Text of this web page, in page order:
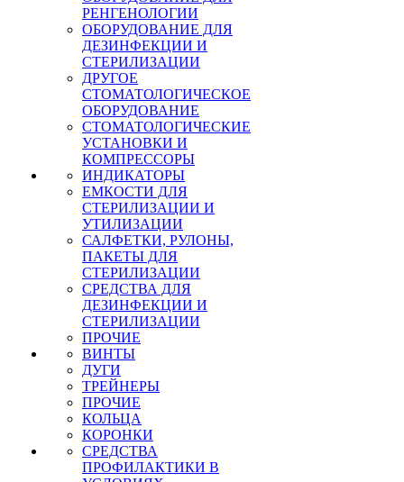
РЕНГЕНОЛОГИИ
ОБОРУДОВАНИЕ ДЛЯ
ДЕЗИНФЕКЦИИ И
СТЕРИЛИЗАЦИИ
ДРУГОЕ
СТОМАТОЛОГИЧЕСКОЕ
ОБОРУДОВАНИЕ
СТОМАТОЛОГИЧЕСКИЕ
УСТАНОВКИ И
КОМПРЕССОРЫ
ИНДИКАТОРЫ
ЕМКОСТИ ДЛЯ
СТЕРИЛИЗАЦИИ И
УТИЛИЗАЦИИ
САЛФЕТКИ, РУЛОНЫ,
ПАКЕТЫ ДЛЯ
СТЕРИЛИЗАЦИИ
СРЕДСТВА ДЛЯ
ДЕЗИНФЕКЦИИ И
СТЕРИЛИЗАЦИИ
ПРОЧИЕ
ВИНТЫ
ДУГИ
ТРЕЙНЕРЫ
ПРОЧИЕ
КОЛЬЦА
КОРОНКИ
СРЕДСТВА
ПРОФИЛАКТИКИ В